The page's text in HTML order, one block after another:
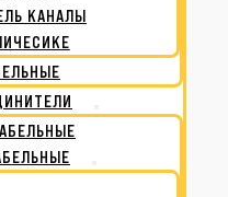
КАНАЛЫ